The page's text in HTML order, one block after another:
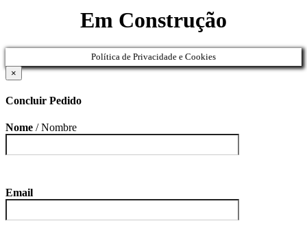
Em Construção
Política de Privacidade e Cookies
×
Concluir Pedido
Nome / Nombre
Email